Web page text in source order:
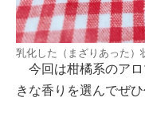
乳化した（まざりあった）
今回は柑橘系のアロ
きな香りを選んでぜ